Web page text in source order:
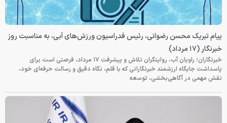
پیام تبریک محسن رضوانی، رئیس فدراسیون ورزش‌های آبی، به مناسبت روز
خبرنگار (۱۷ مرداد)
خبرنگاران؛ راویان آب، روایتگران تلاش و پیشرفت ۱۷ مرداد، فرصتی است برای
پاسداشت جایگاه ارزشمند خبرنگارانی که با قلم، نگاه دقیق و رسالت حرفه‌ای خود،
نقش مهمی در آگاهی‌بخشی، توسعه